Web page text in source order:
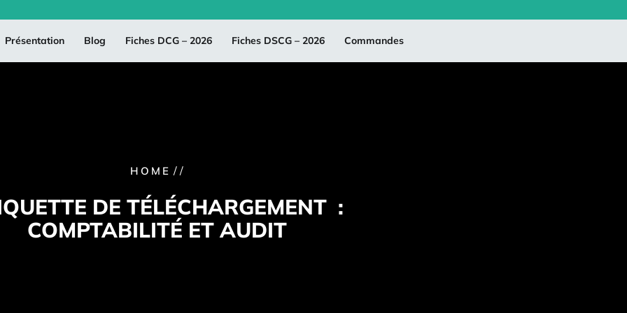
Présentation Blog Fiches DCG – 2026 Fiches DSCG – 2026 Commandes
HOME / /
DE TÉLÉCHARGEMENT :
COMPTABILITÉ ET AUDIT